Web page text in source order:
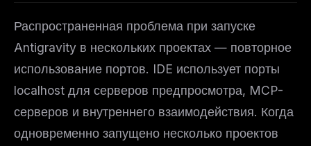
Распространенная проблема при запуске
Antigravity в нескольких проектах — повторное
использование портов. IDE использует порты
localhost для серверов предпросмотра, MCP-
серверов и внутреннего взаимодействия. Когда
одновременно запущено несколько проектов
Get the weekly digest
No spam. Unsubscribe in one click.
Maybe later